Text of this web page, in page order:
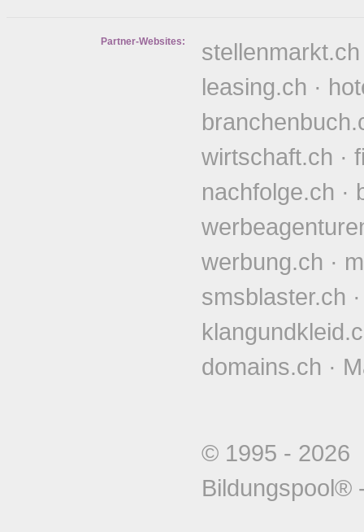
Partner-Websites: stellenmarkt.ch
leasing.ch ·
wirtschaft.ch ·
nachfolge.ch ·
werbung.ch ·
smsblaster.ch
domains.ch ·
© 1995 -
Bildungspool®